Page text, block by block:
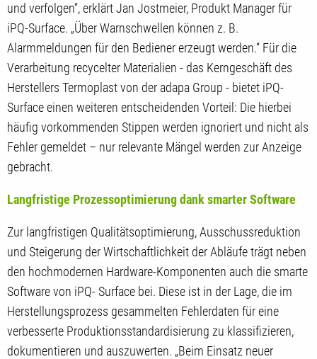
und verfolgen“, erklärt Jan Jostmeier, Produkt Manager für
iPQ-Surface. „Über Warnschwellen können z. B.
Alarmmeldungen für den Bediener erzeugt werden.“ Für die
Verarbeitung recycelter Materialien - das Kerngeschäft des
Herstellers Termoplast von der adapa Group - bietet iPQ-
Surface einen weiteren entscheidenden Vorteil: Die hierbei
häufig vorkommenden Stippen werden ignoriert und nicht als
Fehler gemeldet – nur relevante Mängel werden zur Anzeige
gebracht.
Langfristige Prozessoptimierung dank smarter Software
Zur langfristigen Qualitätsoptimierung, Ausschussreduktion
und Steigerung der Wirtschaftlichkeit der Abläufe trägt neben
den hochmodernen Hardware-Komponenten auch die smarte
Software von iPQ- Surface bei. Diese ist in der Lage, die im
Herstellungsprozess gesammelten Fehlerdaten für eine
verbesserte Produktionsstandardisierung zu klassifizieren,
dokumentieren und auszuwerten. „Beim Einsatz neuer